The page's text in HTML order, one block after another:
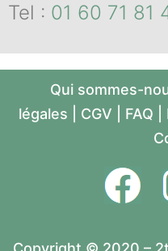
Tel : 01 60 71 81
Qui sommes-
légales
CGV FAQ